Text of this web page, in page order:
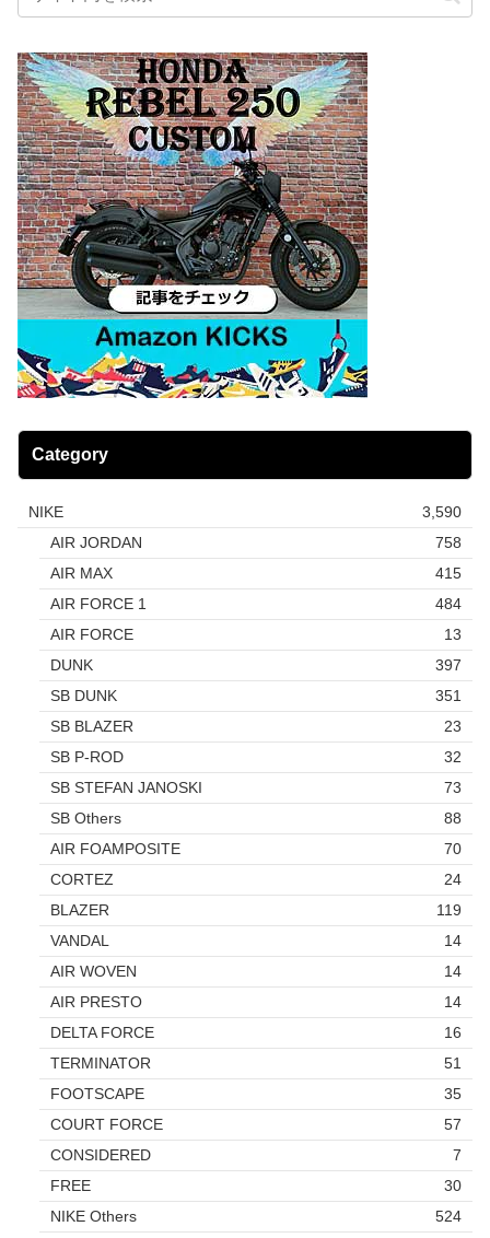
Category
NIKE
3,590
AIR JORDAN
758
AIR MAX
415
AIR FORCE 1
484
AIR FORCE
13
DUNK
397
SB DUNK
351
SB BLAZER
23
SB P-ROD
32
SB STEFAN JANOSKI
73
SB Others
88
AIR FOAMPOSITE
70
CORTEZ
24
BLAZER
119
VANDAL
14
AIR WOVEN
14
AIR PRESTO
14
DELTA FORCE
16
TERMINATOR
51
FOOTSCAPE
35
COURT FORCE
57
CONSIDERED
7
FREE
30
NIKE Others
524